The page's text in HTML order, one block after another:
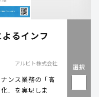
るインフ
アルビト株式会社
ンス業務の「高
」を実現しま
選択